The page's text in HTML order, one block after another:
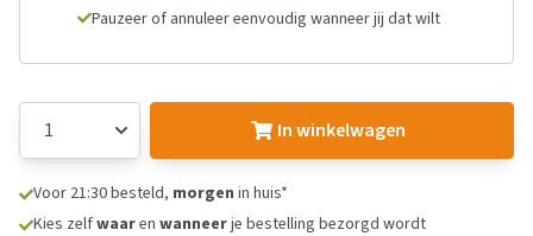
Pauzeer of annuleer eenvoudig wanneer jij dat wilt
In winkelwagen
Voor 21:30 besteld, morgen in huis*
Kies zelfwaaren wanneerje bestelling bezorgd wordt